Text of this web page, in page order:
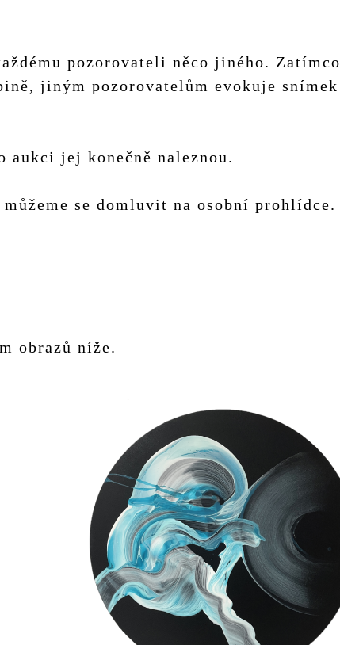
pozorovateli něco jiného. Zatímco
jiným pozorovatelům evokuje snímek
jej konečně naleznou.
se domluvit na osobní prohlídce.
obrazů níže.